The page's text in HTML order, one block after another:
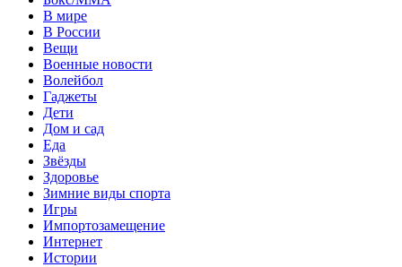
В мире
В России
Вещи
Военные новости
Волейбол
Гаджеты
Дети
Дом и сад
Еда
Звёзды
Здоровье
Зимние виды спорта
Игры
Импортозамещение
Интернет
Истории